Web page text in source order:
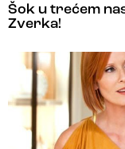
Šok u trećem
Zverka!